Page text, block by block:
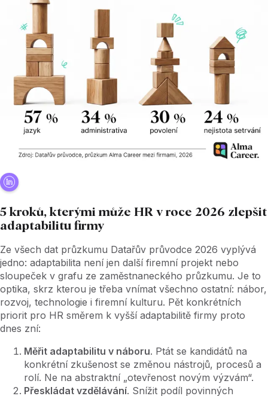
5 kroků, kterými může HR v roce 2026 zlepšit
adaptabilitu firmy
Ze všech dat průzkumu Datařův průvodce 2026 vyplývá
jedno: adaptabilita není jen další firemní projekt nebo
sloupeček v grafu ze zaměstnaneckého průzkumu. Je to
optika, skrz kterou je třeba vnímat všechno ostatní: nábor,
rozvoj, technologie i firemní kulturu. Pět konkrétních
priorit pro HR směrem k vyšší adaptabilitě firmy proto
dnes zní:
Měřit adaptabilitu v náboru. Ptát se kandidátů na
konkrétní zkušenost se změnou nástrojů, procesů a
rolí. Ne na abstraktní „otevřenost novým výzvám“.
Přeskládat vzdělávání. Snížit podíl povinných